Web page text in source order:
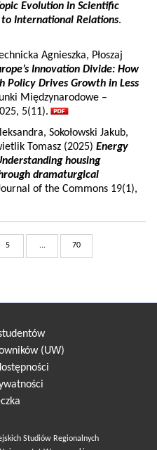
Evolution in Scientific
International Relations.
Agnieszka, Płoszaj
Innovation Divide: How
Policy Drives Growth in Less
Międzynarodowe –
5(11).
Sokołowski Jakub,
Tomasz (2025) Energy
housing
dramaturgical
of the Commons 19(1),
5 ... 70
(UW)
Studiów Regionalnych